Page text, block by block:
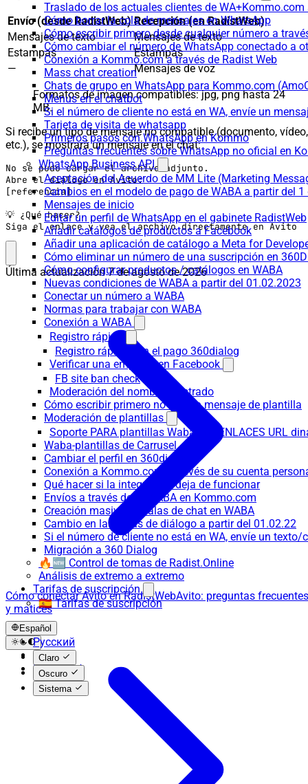
Traslado de los actuales clientes de
Cómo borrar la cola de mensajes en WhatsApp
Cómo escribir primero desde cualquier número a
Cómo cambiar el número de WhatsApp conectado a
Conexión a Kommo.com a través de Radist Web
Mass chat creation
Chats de grupo en WhatsApp para Kommo.com
Menús en el chatbot
Si el número de cliente no está en WA, envíe un
Tarjeta de visita de whatsapp
Primeros pasos con WhatsApp en Kommo
Preguntas frecuentes sobre WhatsApp no oficial en
WhatsApp Business API
Aceptación del Acuerdo de MM Lite (Marketing
Cambios en el modelo de pago de WABA a partir del
Mensajes de inicio
Editar un perfil de WhatsApp en el gabinete RadistWeb
Añadir catálogos de productos a Facebook
Añadir una aplicación de catálogo a Meta for
Cómo eliminar un número de una suscripción en
Cómo configurar productos / catálogos en WABA
Nuevas condiciones de WABA a partir del 01.02.2023
Conectar un número a WABA
Normas para trabajar con WABA
Conexión a WABA
Registro rápido
Registro rápido con el pago 360dialog
Verificar una empresa en Facebook
FB site ban check
Moderación del nombre mostrado
Cómo escribir primero no con un mensaje de plantilla
Moderación de plantillas
Soporte PARA plantillas Waba con ENLACES URL
Waba-plantillas de Carrusel
Cambiar el perfil en 360dialog
Conexión a Kommo.com a través de su cuenta
Qué hacer si la integración deja de funcionar
Envíos a través de la WABA en Kommo.com
Creación masiva de salas de chat en WABA
Cambio en las tasas de diálogo a partir del 01.02.22
Si el número de cliente no está en WA, envíe un
Migración a 360 Dialog
🔥🆕 Control de tomas de Radist.Online
Análisis de extremo a extremo
Tarifas de suscripción
🇪🇸 Tarifas de suscripción
Español
Русский
English
Español
Claro
Oscuro
Sistema
Envío (desde RadistWeb) Recepción (en RadistWeb)
Mensajes de texto
Mensajes de texto
Estampas
Estampas
—
Mensajes de voz
Formatos de imagen compatibles: jpg, png hasta 24
MB.
Si recibe un tipo de mensaje no compatible (documento, vídeo,
etc.), se mostrará un mensaje en el chat:
No se pudo cargar el archivo adjunto.
Abre el diálogo en Avito:
[referencia]
💡 ¿Qué hacer?
Siga el enlace y vea el archivo directamente en Avito
Última actualización7 de agosto de 2026
Cómo conectar Avito en RadistWebAvito: preguntas frecuentes
y matices